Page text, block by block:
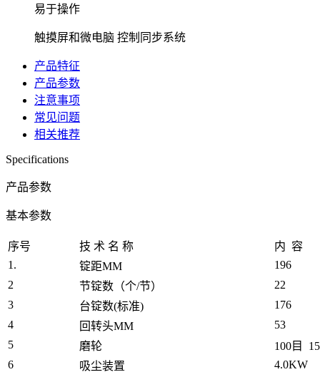
易于操作
触摸屏和微电脑 控制同步系统
产品特征
产品参数
注意事项
常见问题
相关推荐
Specifications
产品参数
基本参数
序号 技 术 名 称
内 容
1.
锭距MM
196
2
节锭数（个/节）
22
3
台锭数(标准)
176
4
回转头MM
53
5
磨轮
100目
6
吸尘装置
4.0KW